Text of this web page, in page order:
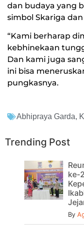
dan budaya yang
simbol Skariga
“Kami berharap
kebhinekaan
Dan kami juga
ini bisa
pungkasnya.
Abhipraya Garda,
Trending Post
ke-
By